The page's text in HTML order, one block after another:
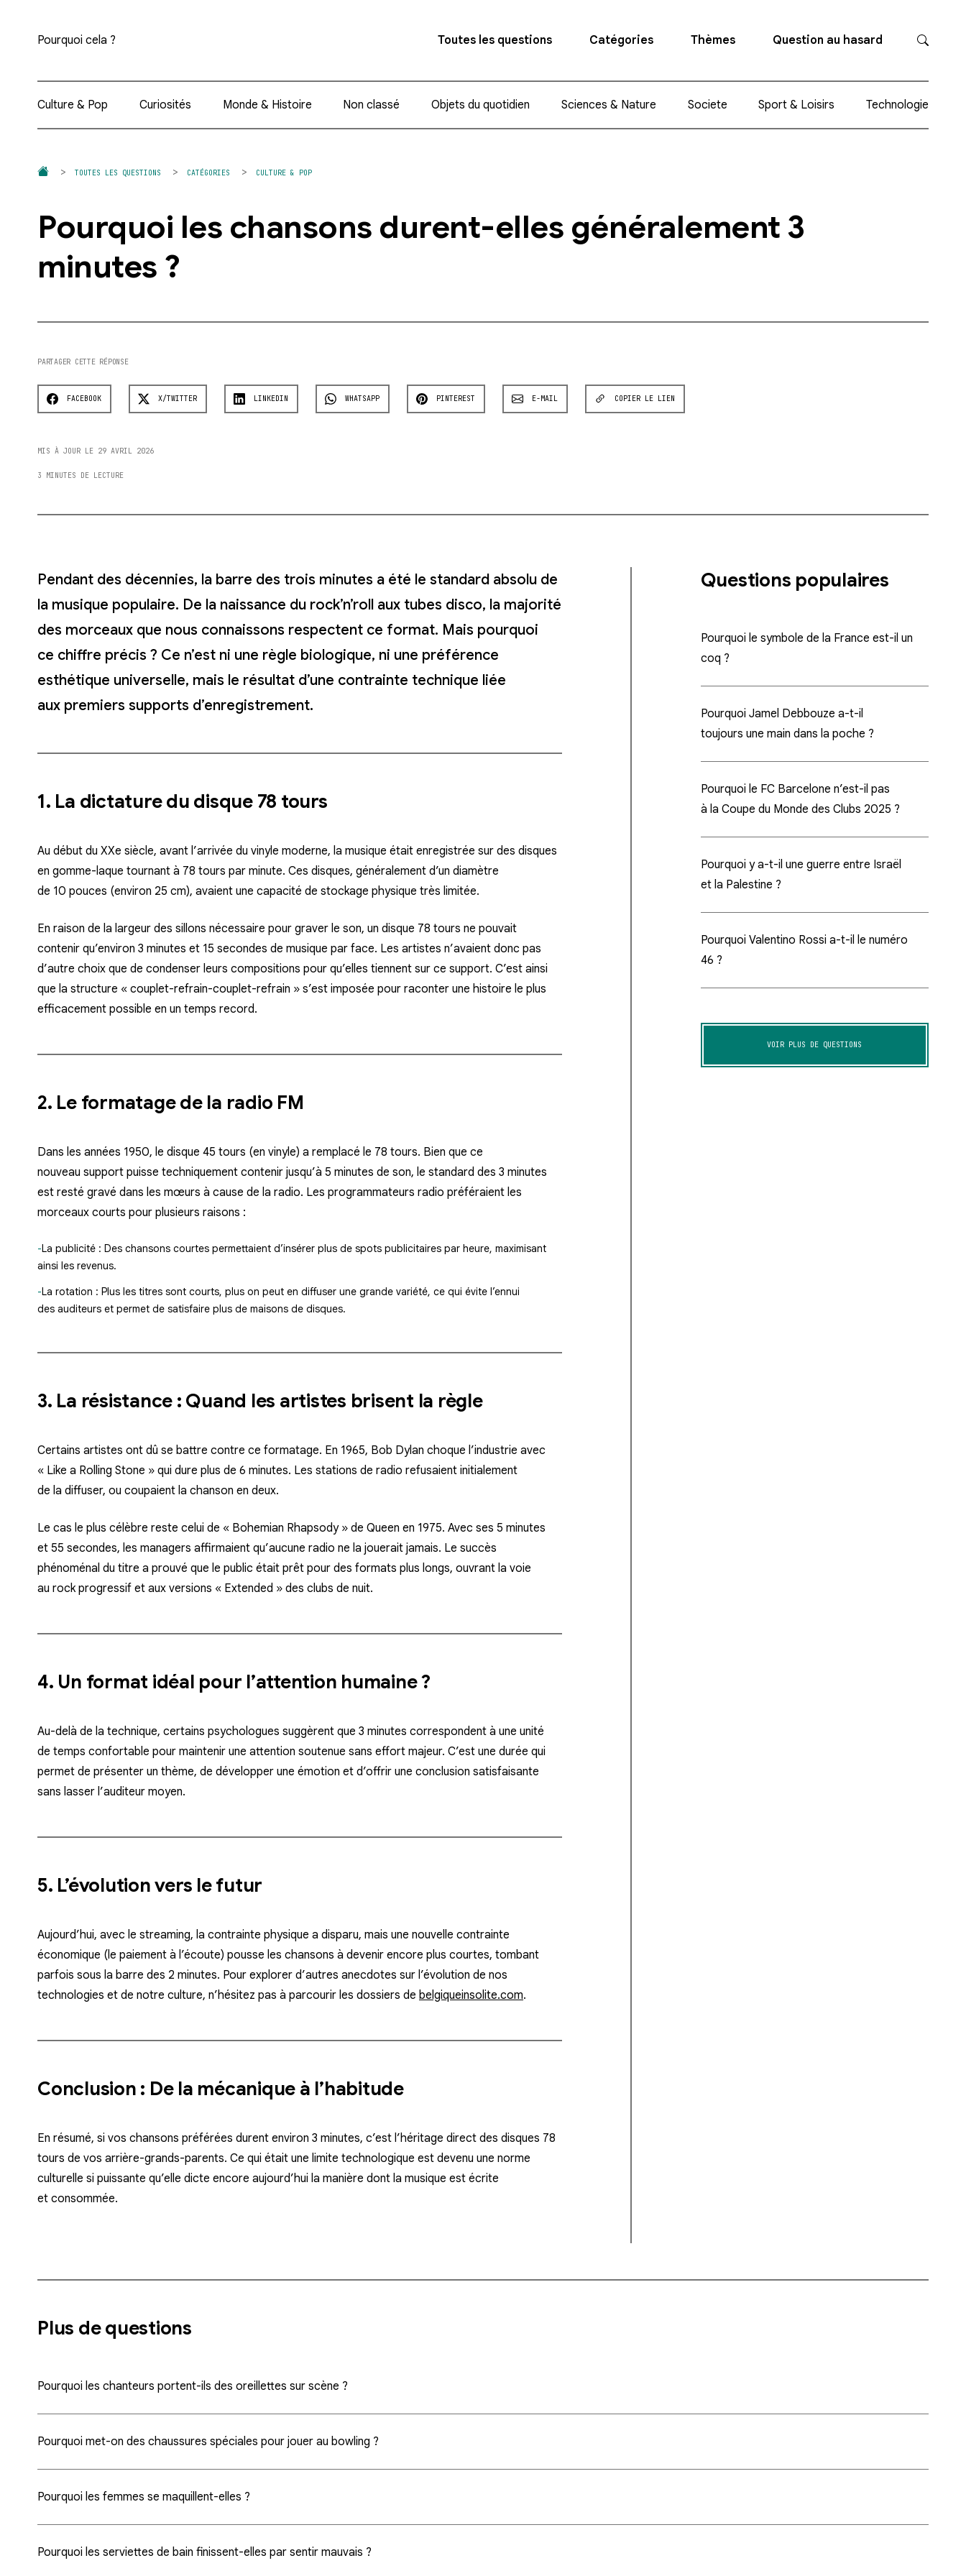
Pourquoi cela ? Toutes les questions Catégories Thèmes Question au hasard
Culture & Pop Curiosités Monde & Histoire Non classé Objets du quotidien Sciences & Nature Societe Sport & Loisirs Technologie
TOUTES LES QUESTIONS CATÉGORIES CULTURE & POP
Pourquoi les chansons durent-elles généralement 3
minutes ?
PARTAGER CETTE RÉPONSE
FACEBOOK X/TWITTER LINKEDIN WHATSAPP PINTEREST E-MAIL COPIER LE LIEN
MIS À JOUR LE 29 AVRIL 2026
3 MINUTES DE LECTURE
Pendant des décennies, la barre des trois minutes a été le standard absolu de
la musique populaire. De la naissance du rock’n’roll aux tubes disco, la majorité
des morceaux que nous connaissons respectent ce format. Mais pourquoi
ce chiffre précis ? Ce n’est ni une règle biologique, ni une préférence
esthétique universelle, mais le résultat d’une contrainte technique liée
aux premiers supports d’enregistrement.
1. La dictature du disque 78 tours
Au début du XXe siècle, avant l’arrivée du vinyle moderne, la musique était enregistrée sur des disques
en gomme-laque tournant à 78 tours par minute. Ces disques, généralement d’un diamètre
de 10 pouces (environ 25 cm), avaient une capacité de stockage physique très limitée.
En raison de la largeur des sillons nécessaire pour graver le son, un disque 78 tours ne pouvait
contenir qu’environ 3 minutes et 15 secondes de musique par face. Les artistes n’avaient donc pas
d’autre choix que de condenser leurs compositions pour qu’elles tiennent sur ce support. C’est ainsi
que la structure « couplet-refrain-couplet-refrain » s’est imposée pour raconter une histoire le plus
efficacement possible en un temps record.
2. Le formatage de la radio FM
Dans les années 1950, le disque 45 tours (en vinyle) a remplacé le 78 tours. Bien que ce
nouveau support puisse techniquement contenir jusqu’à 5 minutes de son, le standard des 3 minutes
est resté gravé dans les mœurs à cause de la radio. Les programmateurs radio préféraient les
morceaux courts pour plusieurs raisons :
La publicité : Des chansons courtes permettaient d’insérer plus de spots publicitaires par heure, maximisant
ainsi les revenus.
La rotation : Plus les titres sont courts, plus on peut en diffuser une grande variété, ce qui évite l’ennui
des auditeurs et permet de satisfaire plus de maisons de disques.
3. La résistance : Quand les artistes brisent la règle
Certains artistes ont dû se battre contre ce formatage. En 1965, Bob Dylan choque l’industrie avec
« Like a Rolling Stone » qui dure plus de 6 minutes. Les stations de radio refusaient initialement
de la diffuser, ou coupaient la chanson en deux.
Le cas le plus célèbre reste celui de « Bohemian Rhapsody » de Queen en 1975. Avec ses 5 minutes
et 55 secondes, les managers affirmaient qu’aucune radio ne la jouerait jamais. Le succès
phénoménal du titre a prouvé que le public était prêt pour des formats plus longs, ouvrant la voie
au rock progressif et aux versions « Extended » des clubs de nuit.
4. Un format idéal pour l’attention humaine ?
Au-delà de la technique, certains psychologues suggèrent que 3 minutes correspondent à une unité
de temps confortable pour maintenir une attention soutenue sans effort majeur. C’est une durée qui
permet de présenter un thème, de développer une émotion et d’offrir une conclusion satisfaisante
sans lasser l’auditeur moyen.
5. L’évolution vers le futur
Aujourd’hui, avec le streaming, la contrainte physique a disparu, mais une nouvelle contrainte
économique (le paiement à l’écoute) pousse les chansons à devenir encore plus courtes, tombant
parfois sous la barre des 2 minutes. Pour explorer d’autres anecdotes sur l’évolution de nos
technologies et de notre culture, n’hésitez pas à parcourir les dossiers de belgiqueinsolite.com.
Conclusion : De la mécanique à l’habitude
En résumé, si vos chansons préférées durent environ 3 minutes, c’est l’héritage direct des disques 78
tours de vos arrière-grands-parents. Ce qui était une limite technologique est devenu une norme
culturelle si puissante qu’elle dicte encore aujourd’hui la manière dont la musique est écrite
et consommée.
Questions populaires
Pourquoi le symbole de la France est-il un
coq ?
Pourquoi Jamel Debbouze a-t-il
toujours une main dans la poche ?
Pourquoi le FC Barcelone n’est-il pas
à la Coupe du Monde des Clubs 2025 ?
Pourquoi y a-t-il une guerre entre Israël
et la Palestine ?
Pourquoi Valentino Rossi a-t-il le numéro
46 ?
VOIR PLUS DE QUESTIONS
Plus de questions
Pourquoi les chanteurs portent-ils des oreillettes sur scène ?
Pourquoi met-on des chaussures spéciales pour jouer au bowling ?
Pourquoi les femmes se maquillent-elles ?
Pourquoi les serviettes de bain finissent-elles par sentir mauvais ?